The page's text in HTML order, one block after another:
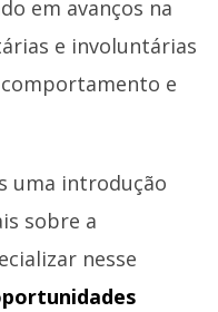
em avanços na
e involuntárias
e
uma introdução
sobre a
nesse